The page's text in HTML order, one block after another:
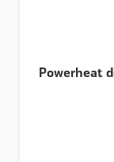
Powerheat